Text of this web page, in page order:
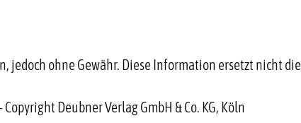
jedoch ohne Gewähr. Diese Information ersetzt nicht die
Deubner Verlag GmbH & Co. KG, Köln